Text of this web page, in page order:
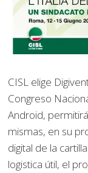
CISL elige
Congreso
Android,
mismas, en su
digital de la
logistica útil, el